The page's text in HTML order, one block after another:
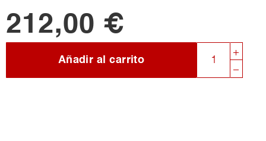
212,00 €
Añadir al carrito